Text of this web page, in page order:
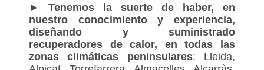
►Tenemos la suerte de haber, en
nuestro conocimiento y experiencia,
diseñando y suministrado
recuperadores de calor, en todas las
zonas climáticas peninsulares: Lleida,